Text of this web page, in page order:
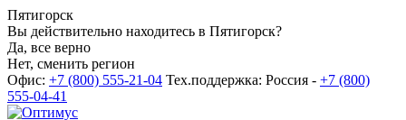
Пятигорск
Вы действительно находитесь в Пятигорск?
Да, все верно
Нет, сменить регион
Офис: +7 (800) 555-21-04 Тех.поддержка: Россия - +7 (800)
555-04-41